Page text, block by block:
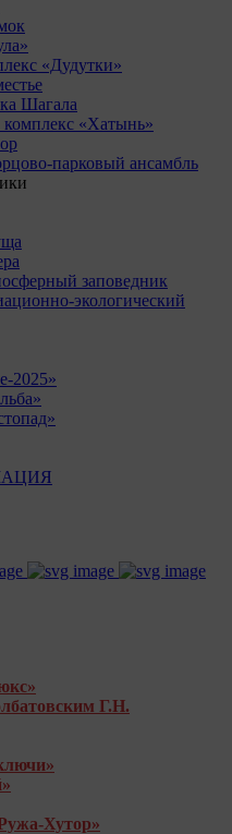
«Дудутки»
Шагала
«Хатынь»
парковый ансамбль
заповедник
экологический
2025»
Г.Н.
Хутор»